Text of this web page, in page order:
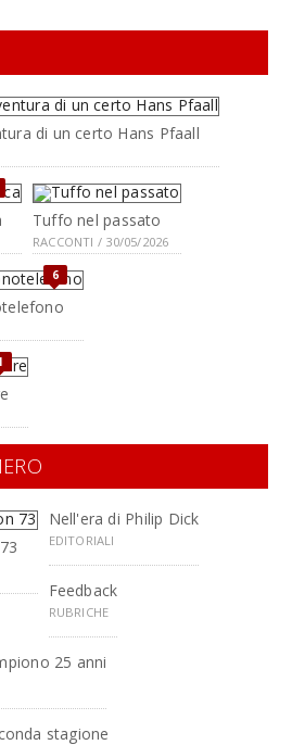
di un certo Hans Pfaall
Tuffo nel passato
RACCONTI / 30/05/2026
6
Nell'era di Philip Dick
EDITORIALI
Feedback
RUBRICHE
25 anni
stagione